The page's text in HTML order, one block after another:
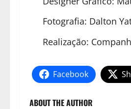
Fotografia: Dalton
Realização:
Facebook
ABOUT THE AUTHOR